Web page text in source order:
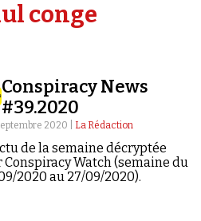
presse
conge
Conspiracy News
#39.2020
2020 | La Rédaction
de la semaine décryptée
Conspiracy Watch (semaine du
2020 au 27/09/2020).